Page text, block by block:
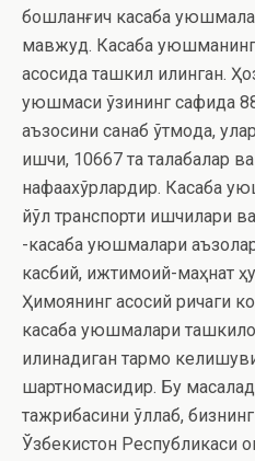
бошланғич касаба
мавжуд. Касаба
асосида ташкил қилинган.
уюшмаси ўзининг сафида
аъзосини санаб ўтмоқда,
ишчи, 10667 та талабалар ва
нафақахўрлардир. Касаба
йўл транспорти ишчилари
-касаба уюшмалари
касбий, ижтимоий-маҳнат
Ҳимоянинг асосий ричаги
касаба уюшмалари
қилинадиган тармоқ
шартномасидир. Бу
тажрибасини қўллаб,
Ўзбекистон Республикаси